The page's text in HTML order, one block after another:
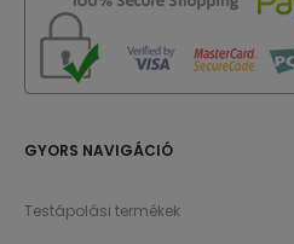
GYORS NAVIGÁCIÓ
Testápolási termékek